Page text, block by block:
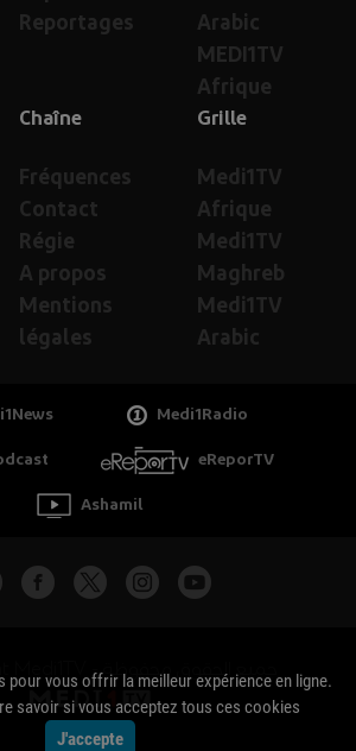
Arabic
MEDI1TV
Afrique
Reportages
Grille
Medi1TV
Afrique
Medi1TV
Maghreb
Medi1TV
Arabic
Chaîne
Fréquences
Contact
Régie
A propos
Mentions
légales
Medi1Radio
eReporTV
Ashamil
جميع الحقوق محفوظة - Copyright Medi1TV ©
pour vous offrir la meilleur expérience en ligne.
savoir si vous acceptez tous ces cookies.
J'accepte